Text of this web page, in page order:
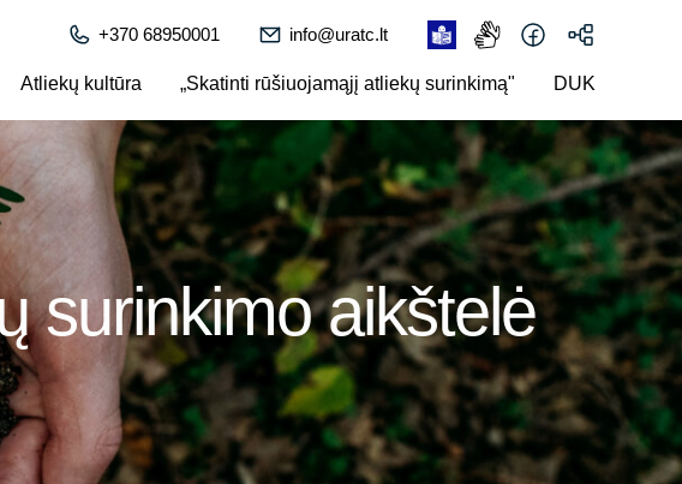
+370 68950001 info@uratc.lt
Atliekų kultūra „Skatinti rūšiuojamąjį atliekų surinkimą" DUK
surinkimo aikštelė